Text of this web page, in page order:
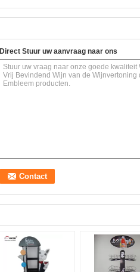
Direct Stuur uw aanvraag naar ons